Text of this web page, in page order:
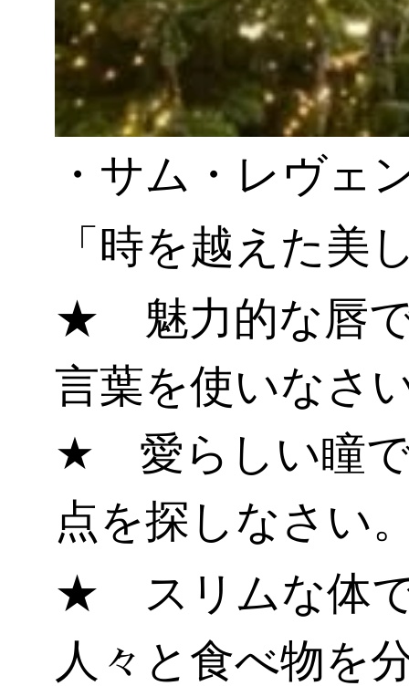
・サム・レヴェ
「時を越えた美
★ 魅力的な唇で
言葉を使いなさ
★ 愛らしい瞳で
点を探しなさい
★ スリムな体で
人々と食べ物を